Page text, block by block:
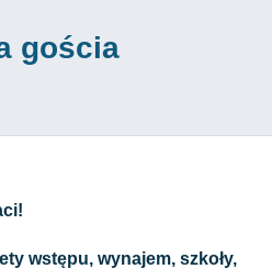
gościa
wstępu, wynajem, szkoły,